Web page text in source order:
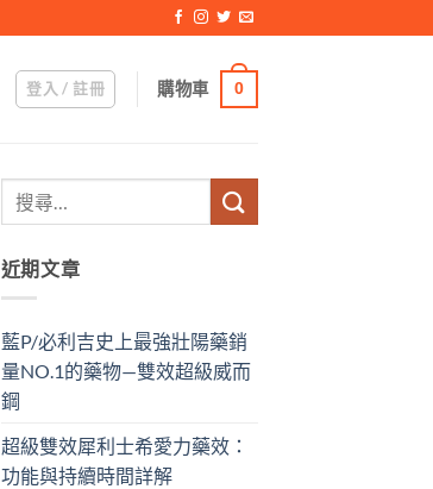
登入 / 註冊 購物車 0
近期文章
藍P/必利吉史上最強壯陽藥銷
量NO.1的藥物—雙效超級威而
鋼
超級雙效犀利士希愛力藥效：
功能與持續時間詳解